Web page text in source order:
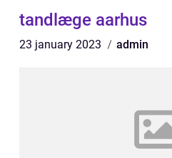
tandlæge aarhus
23 january 2023 admin